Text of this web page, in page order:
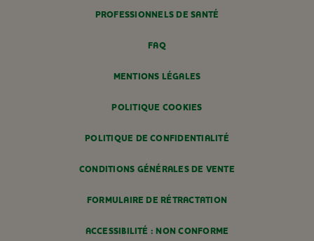
PROFESSIONNELS DE SANTÉ
FAQ
MENTIONS LÉGALES
POLITIQUE COOKIES
POLITIQUE DE CONFIDENTIALITÉ
CONDITIONS GÉNÉRALES DE VENTE
FORMULAIRE DE RÉTRACTATION
ACCESSIBILITÉ : NON CONFORME